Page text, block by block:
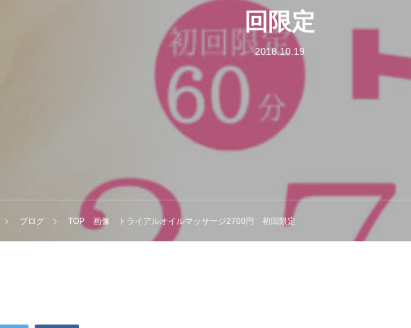
回限定
2018.10.19
ブログ TOP 画像 トライアルオイルマッサージ2700円 初回限定